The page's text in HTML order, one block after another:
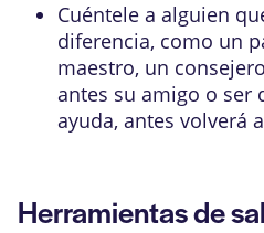
Cuéntele a alguien
diferencia, como un
maestro, un
antes su amigo o ser
ayuda, antes volverá
Herramientas de